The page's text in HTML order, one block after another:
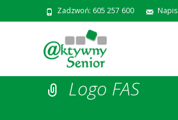
Zadzwoń: 605 257 600
Logo FAS